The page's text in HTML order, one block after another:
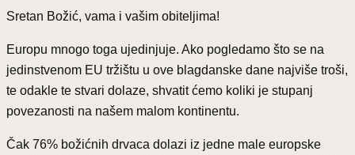
Sretan Božić, vama i vašim obiteljima!
Europu mnogo toga ujedinjuje. Ako pogledamo što se na
jedinstvenom EU tržištu u ove blagdanske dane najviše troši,
te odakle te stvari dolaze, shvatit ćemo koliki je stupanj
povezanosti na našem malom kontinentu.
Čak 76% božićnih drvaca dolazi iz jedne male europske